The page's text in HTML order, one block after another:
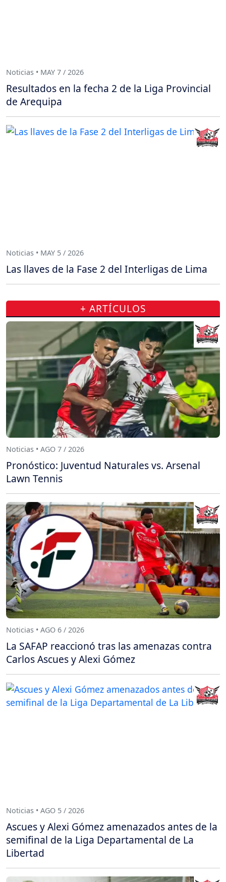
Noticias • MAY 7 / 2026
Resultados en la fecha 2 de la Liga Provincial
de Arequipa
Noticias • MAY 5 / 2026
Las llaves de la Fase 2 del Interligas de Lima
+ ARTÍCULOS
Noticias • AGO 7 / 2026
Pronóstico: Juventud Naturales vs. Arsenal
Lawn Tennis
Noticias • AGO 6 / 2026
La SAFAP reaccionó tras las amenazas contra
Carlos Ascues y Alexi Gómez
Noticias • AGO 5 / 2026
Ascues y Alexi Gómez amenazados antes de la
semifinal de la Liga Departamental de La
Libertad